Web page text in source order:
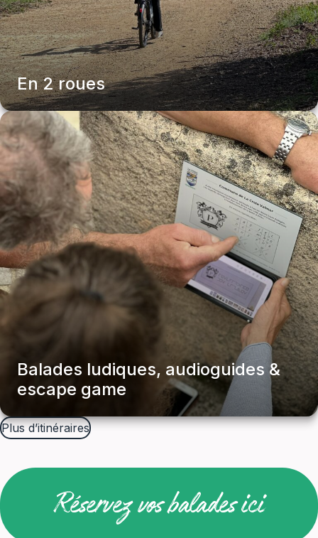
En 2 roues
Balades ludiques, audioguides &
escape game
Plus d’itinéraires
Réservez vos balades ici